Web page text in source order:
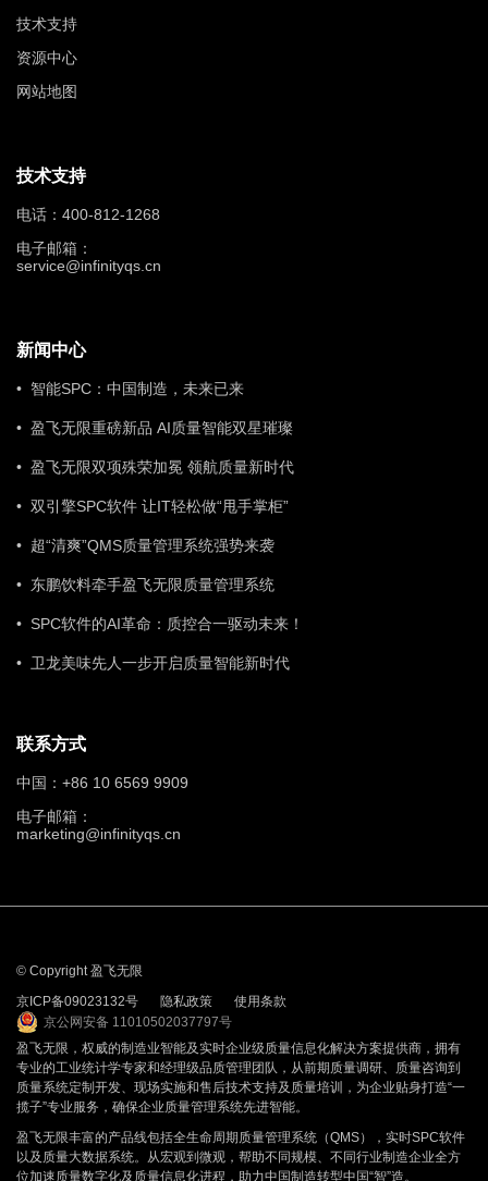
技术支持
资源中心
网站地图
技术支持
电话：400-812-1268
电子邮箱：
service@infinityqs.cn
新闻中心
• 智能SPC：中国制造，未来已来
• 盈飞无限重磅新品 AI质量智能双星璀璨
• 盈飞无限双项殊荣加冕 领航质量新时代
• 双引擎SPC软件 让IT轻松做“甩手掌柜”
• 超“清爽”QMS质量管理系统强势来袭
• 东鹏饮料牵手盈飞无限质量管理系统
• SPC软件的AI革命：质控合一驱动未来！
• 卫龙美味先人一步开启质量智能新时代
联系方式
中国：+86 10 6569 9909
电子邮箱：
marketing@infinityqs.cn
© Copyright 盈飞无限
京ICP备09023132号
隐私政策
使用条款
京公网安备 11010502037797号
盈飞无限，权威的制造业智能及实时企业级质量信息化解决方案提供商，拥有
专业的工业统计学专家和经理级品质管理团队，从前期质量调研、质量咨询到
质量系统定制开发、现场实施和售后技术支持及质量培训，为企业贴身打造“一
揽子”专业服务，确保企业质量管理系统先进智能。
盈飞无限丰富的产品线包括全生命周期质量管理系统（QMS），实时SPC软件
以及质量大数据系统。从宏观到微观，帮助不同规模、不同行业制造企业全方
位加速质量数字化及质量信息化进程，助力中国制造转型中国“智”造。